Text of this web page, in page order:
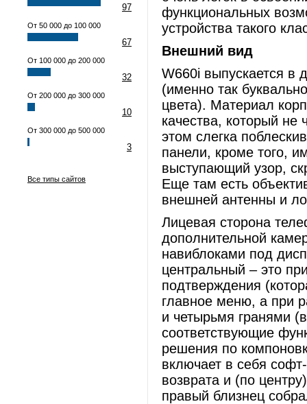
97
От 50 000 до 100 000
67
От 100 000 до 200 000
32
От 200 000 до 300 000
10
От 300 000 до 500 000
3
Все типы сайтов
функциональных
устройства такого
Внешний вид
W660i выпускается в
(именно так
цвета). Материал
качества, который не
этом слегка
панели, кроме того,
выступающий узор,
Еще там есть
внешней антенны и
Лицевая сторона
дополнительной
навиблоками под
центральный – это
подтверждения
главное меню, а при
и четырьмя гранями
соответствующие
решения по
включает в себя
возврата и (по
правый близнец